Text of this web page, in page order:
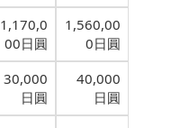
1,170,0
00日圓
1,560,00
0日圓
30,000
日圓
40,000
日圓